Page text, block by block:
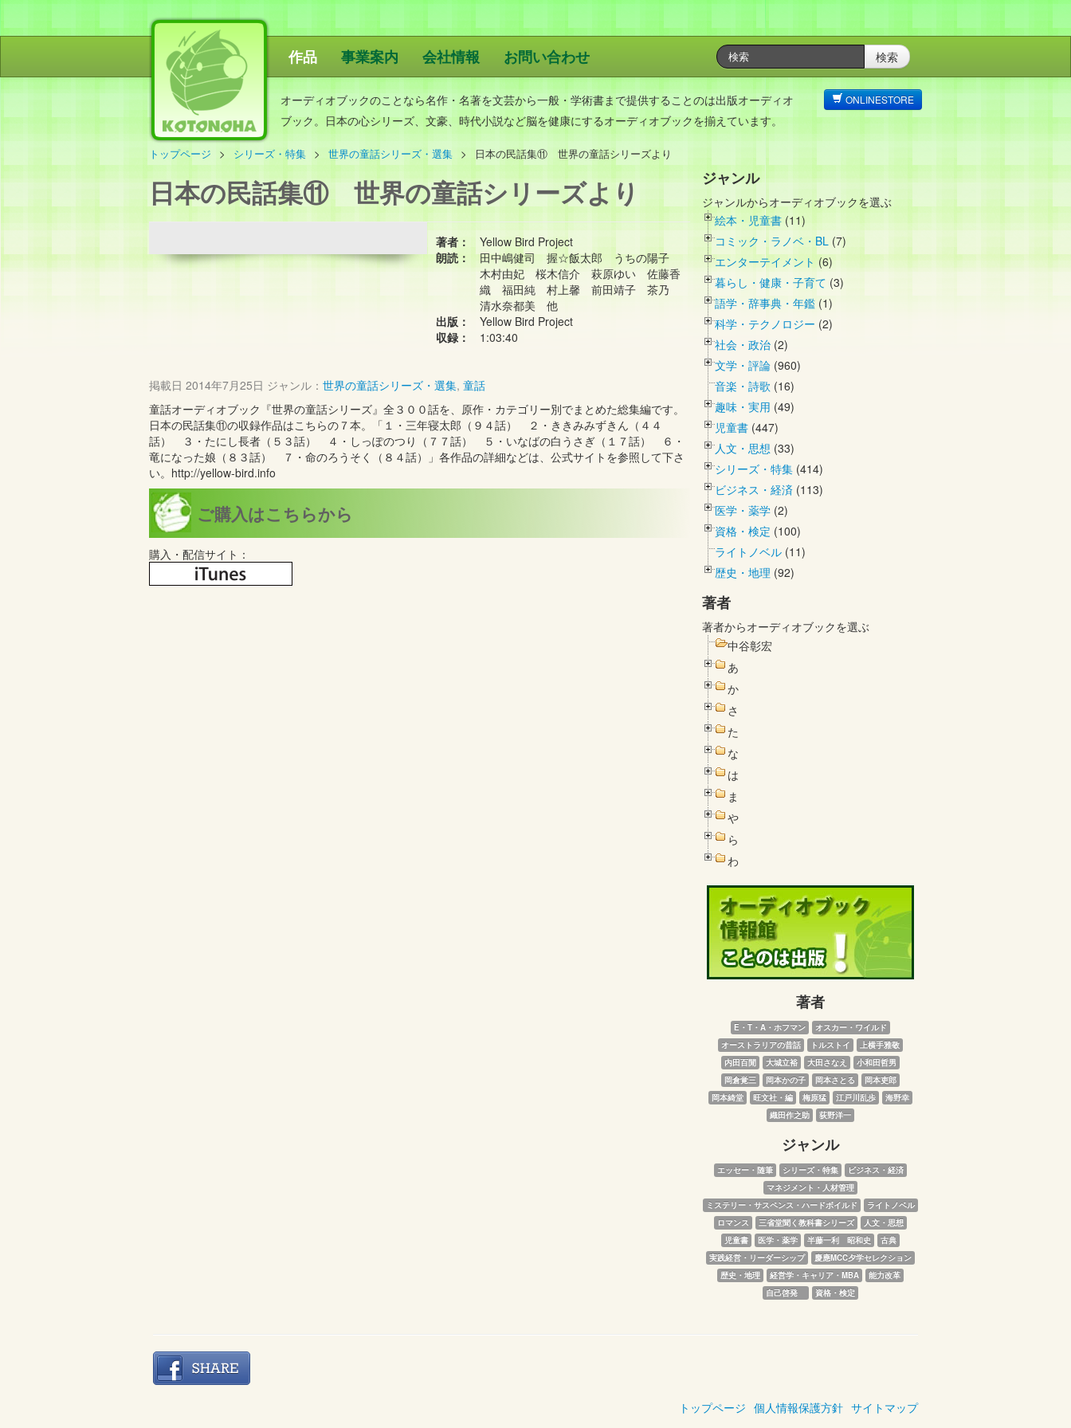
ことのは出版
作品 事業案内 会社情報 お問い合わせ 検索
オーディオブックのことなら名作・名著を文芸から一般・学術書まで提供することのは出版オーディオ
ブック。日本の心シリーズ、文豪、時代小説など脳を健康にするオーディオブックを揃えています。
ONLINESTORE
トップページ シリーズ・特集 世界の童話シリーズ・選集 日本の民話集⑪ 世界の童話シリーズより
日本の民話集⑪ 世界の童話シリーズより
著者：
Yellow Bird Project
朗読：
田中嶋健司 握☆飯太郎 うちの陽子
木村由妃 桜木信介 萩原ゆい 佐藤香
織 福田純 村上馨 前田靖子 茶乃
清水奈都美 他
出版：
Yellow Bird Project
収録：
1:03:40
掲載日 2014年7月25日 ジャンル： 世界の童話シリーズ・選集, 童話
童話オーディオブック『世界の童話シリーズ』全３００話を、原作・カテゴリー別でまとめた総集編です。
日本の民話集⑪の収録作品はこちらの７本。「１・三年寝太郎（９４話） ２・ききみみずきん（４４
話） ３・たにし長者（５３話） ４・しっぽのつり（７７話） ５・いなばの白うさぎ（１７話） ６・
竜になった娘（８３話） ７・命のろうそく（８４話）」各作品の詳細などは、公式サイトを参照して下さ
い。http://yellow-bird.info
ご購入はこちらから
購入・配信サイト：
ジャンル
ジャンルからオーディオブックを選ぶ
絵本・児童書 (11)
コミック・ラノベ・BL (7)
エンターテイメント (6)
暮らし・健康・子育て (3)
語学・辞事典・年鑑 (1)
科学・テクノロジー (2)
社会・政治 (2)
文学・評論 (960)
音楽・詩歌 (16)
趣味・実用 (49)
児童書 (447)
人文・思想 (33)
シリーズ・特集 (414)
ビジネス・経済 (113)
医学・薬学 (2)
資格・検定 (100)
ライトノベル (11)
歴史・地理 (92)
著者
著者からオーディオブックを選ぶ
中谷彰宏
あ
か
さ
た
な
は
ま
や
ら
わ
著者
E・T・A・ホフマン
オスカー・ワイルド
オーストラリアの昔話
トルストイ
上横手雅敬
内田百閒
大城立裕 大田さなえ
小和田哲男
岡倉覚三
岡本かの子 岡本さとる
岡本吏郎
岡本綺堂
旺文社・編 梅原猛 江戸川乱歩
海野幸
織田作之助
荻野洋一
ジャンル
エッセー・随筆 シリーズ・特集
ビジネス・経済
マネジメント・人材管理
ミステリー・サスペンス・ハードボイルド
ライトノベル
ロマンス
三省堂聞く教科書シリーズ
人文・思想
児童書
医学・薬学 半藤一利　昭和史
古典
実践経営・リーダーシップ
慶應MCC夕学セレクション
歴史・地理
経営学・キャリア・MBA
能力改革
自己啓発
資格・検定
トップページ 個人情報保護方針 サイトマップ